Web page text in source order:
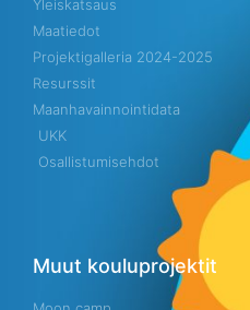
Yleiskatsaus
Maatiedot
Projektigalleria 2024-2025
Resurssit
Maanhavainnointidata
UKK
Osallistumisehdot
Muut kouluprojektit